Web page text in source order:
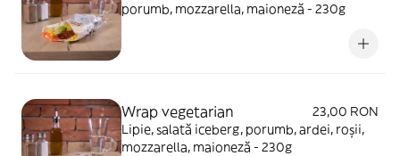
porumb, mozzarella, maioneză - 230g
Wrap vegetarian
23,00 RON
Lipie, salată iceberg, porumb, ardei, roșii,
mozzarella, maioneză - 230g